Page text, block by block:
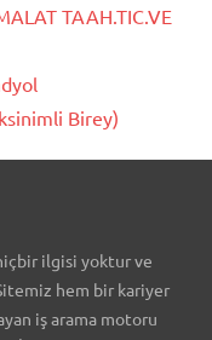
TAAH.TIC.VE
Birey)
ilgisi yoktur ve
hem bir kariyer
iş arama motoru